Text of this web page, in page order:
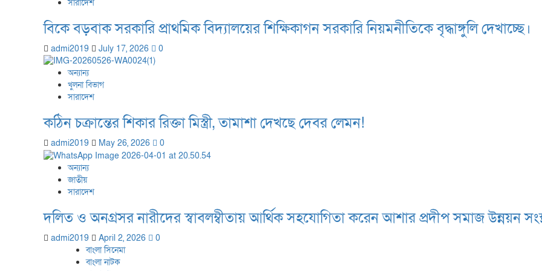
সারাদেশ
বিকে বড়বাক সরকারি প্রাথমিক বিদ্যালয়ের শিক্ষিকাগন সরকারি নিয়মনীতিকে বৃদ্ধাঙ্গুলি দেখাচ্ছে।
admi2019 July 17, 2026 0
অন্যান্য
খুলনা বিভাগ
সারাদেশ
কঠিন চক্রান্তের শিকার রিক্তা মিস্ত্রী, তামাশা দেখছে দেবর লেমন!
admi2019 May 26, 2026 0
অন্যান্য
জাতীয়
সারাদেশ
দলিত ও অনগ্রসর নারীদের স্বাবলম্বীতায় আর্থিক সহযোগিতা করেন আশার প্রদীপ সমাজ উন্নয়ন
admi2019 April 2, 2026
0
বাংলা সিনেমা
বাংলা নাটক